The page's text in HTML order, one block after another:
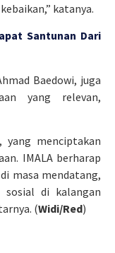
katanya.
Santunan Dari
Baedowi, juga
yang relevan,
yang menciptakan
IMALA berharap
masa mendatang,
di kalangan
(Widi/Red)